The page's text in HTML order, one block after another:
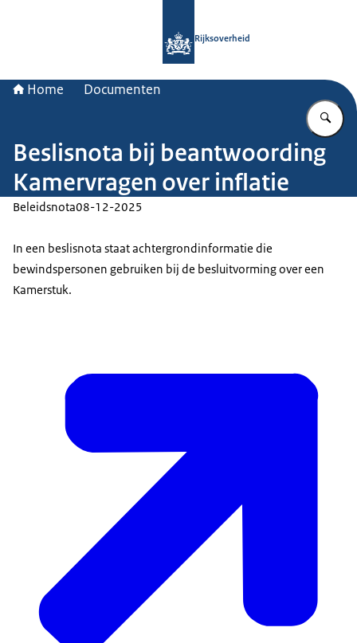
Rijksoverheid
Home Documenten
Beslisnota bij beantwoording
Kamervragen over inflatie
Beleidsnota08-12-2025
In een beslisnota staat achtergrondinformatie die
bewindspersonen gebruiken bij de besluitvorming over een
Kamerstuk.